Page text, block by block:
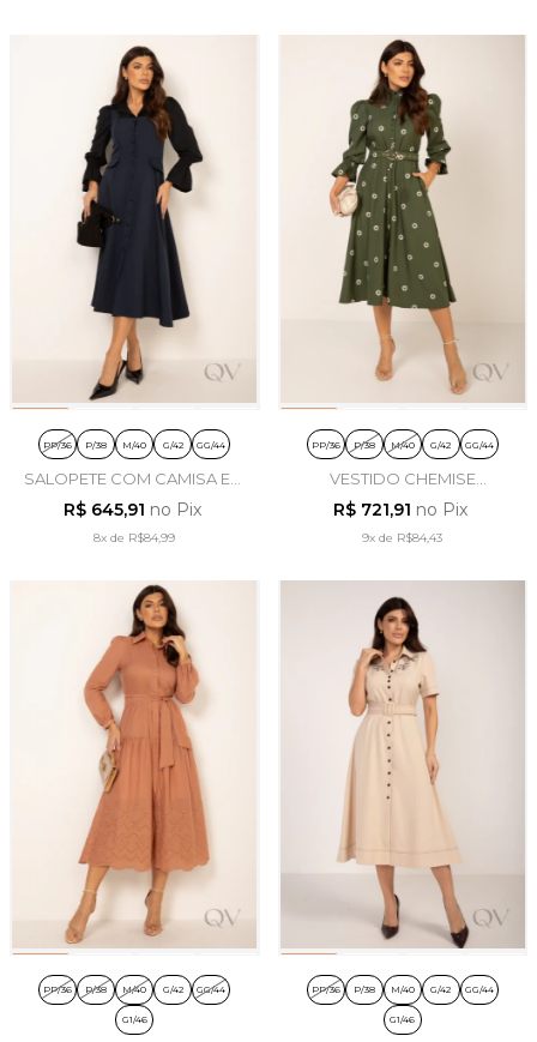
PP/36 P/38 M/40 G/42 GG/44
SALOPETE COM CAMISA EM
VISCOSE AZUL MARINHO E
PRETO - LEKAZIS
R$ 645,91 no Pix
8x de R$84,99
PP/36 P/38 M/40 G/42 GG/44
VESTIDO CHEMISE
BORDADO EM ALFAIATARIA
VERDE - LEKAZIS
R$ 721,91 no Pix
9x de R$84,43
PP/36 P/38 M/40 G/42 GG/44
G1/46
PP/36 P/38 M/40 G/42 GG/44
G1/46